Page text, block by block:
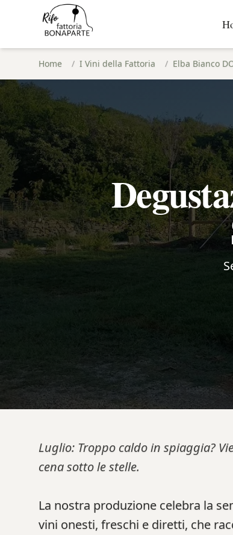
Home / I Vini della Fattoria / Elba Bianco
Luglio: Troppo caldo in spiaggia?
cena sotto le stelle.
La nostra produzione celebra la
vini onesti, freschi e diretti, che